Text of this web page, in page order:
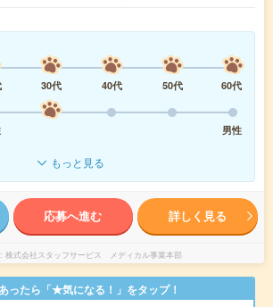
30代 40代 50代
60代
男性
もっと見る
応募へ進む 詳しく見る
株式会社スタッフサービス メディカル事業本部
ったら「★気になる！」をタップ！